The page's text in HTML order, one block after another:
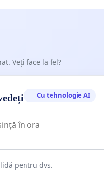
Veți face la fel?
Cu tehnologie AI
pentru dvs.